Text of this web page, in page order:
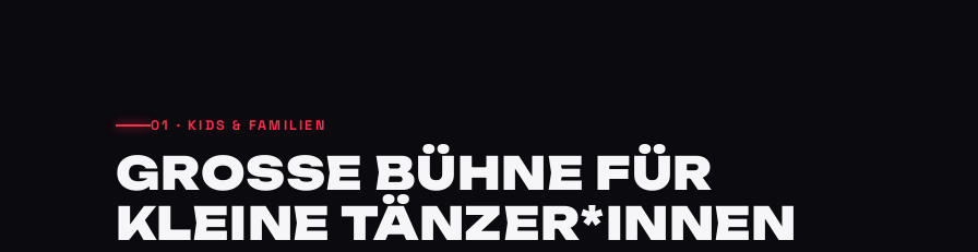
01 · KIDS & FAMILIEN
GROSSE BÜHNE FÜR K
LEINE TÄNZER*INNEN